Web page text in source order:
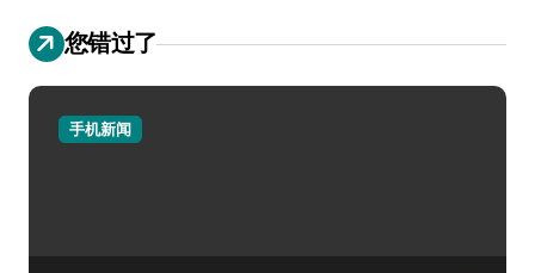
您错过了
手机新闻